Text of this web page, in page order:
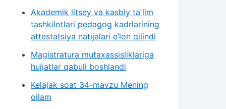
Akademik litsey va kasbiy taʼlim
tashkilotlari pedagog kadrlarining
attestatsiya natijalari e’lon qilindi
Magistratura mutaxassisliklariga
hujjatlar qabuli boshlandi
Kelajak soat 34-mavzu Mening
oilam